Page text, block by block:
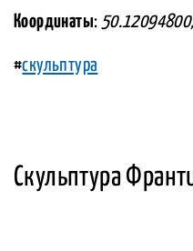
Координаты:
#скульптура
Скульптура